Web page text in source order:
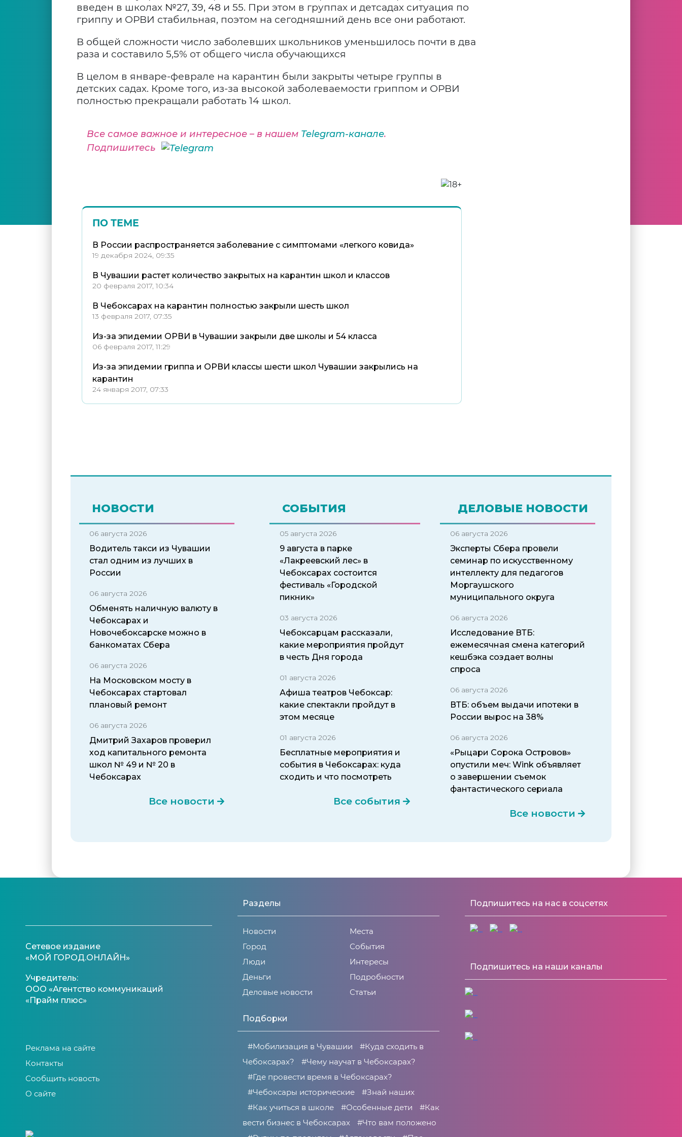
введен в школах №27, 39, 48 и 55. При этом в группах и детсадах ситуация по
гриппу и ОРВИ стабильная, поэтом на сегодняшний день все они работают.
В общей сложности число заболевших школьников уменьшилось почти в два
раза и составило 5,5% от общего числа обучающихся
В целом в январе-феврале на карантин были закрыты четыре группы в
детских садах. Кроме того, из-за высокой заболеваемости гриппом и ОРВИ
полностью прекращали работать 14 школ.
Все самое важное и интересное – в нашем Telegram-канале.
Подпишитесь
ПО ТЕМЕ
В России распространяется заболевание с симптомами «легкого ковида»
19 декабря 2024, 09:35
В Чувашии растет количество закрытых на карантин школ и классов
20 февраля 2017, 10:34
В Чебоксарах на карантин полностью закрыли шесть школ
13 февраля 2017, 07:35
Из-за эпидемии ОРВИ в Чувашии закрыли две школы и 54 класса
06 февраля 2017, 11:29
Из-за эпидемии гриппа и ОРВИ классы шести школ Чувашии закрылись на
карантин
24 января 2017, 07:33
НОВОСТИ
06 августа 2026
Водитель такси из Чувашии
стал одним из лучших в
России
06 августа 2026
Обменять наличную валюту в
Чебоксарах и
Новочебоксарске можно в
банкоматах Сбера
06 августа 2026
На Московском мосту в
Чебоксарах стартовал
плановый ремонт
06 августа 2026
Дмитрий Захаров проверил
ход капитального ремонта
школ № 49 и № 20 в
Чебоксарах
Все новости
СОБЫТИЯ
05 августа 2026
9 августа в парке
«Лакреевский лес» в
Чебоксарах состоится
фестиваль «Городской
пикник»
03 августа 2026
Чебоксарцам рассказали,
какие мероприятия пройдут
в честь Дня города
01 августа 2026
Афиша театров Чебоксар:
какие спектакли пройдут в
этом месяце
01 августа 2026
Бесплатные мероприятия и
события в Чебоксарах: куда
сходить и что посмотреть
Все события
ДЕЛОВЫЕ НОВОСТИ
06 августа 2026
Эксперты Сбера провели
семинар по искусственному
интеллекту для педагогов
Моргаушского
муниципального округа
06 августа 2026
Исследование ВТБ:
ежемесячная смена категорий
кешбэка создает волны
спроса
06 августа 2026
ВТБ: объем выдачи ипотеки в
России вырос на 38%
06 августа 2026
«Рыцари Сорока Островов»
опустили меч: Wink объявляет
о завершении съемок
фантастического сериала
Все новости
Сетевое издание
«МОЙ ГОРОД.ОНЛАЙН»
Учредитель:
ООО «Агентство коммуникаций
«Прайм плюс»
Реклама на сайте
Контакты
Сообщить новость
О сайте
Разделы
Новости
Город
Люди
Деньги
Деловые новости
Места
События
Интересы
Подробности
Статьи
Подборки
#Мобилизация в Чувашии
#Куда сходить в
Чебоксарах?
#Чему научат в Чебоксарах?
#Где провести время в Чебоксарах?
#Чебоксары исторические
#Знай наших
#Как учиться в школе
#Особенные дети
#Как
вести бизнес в Чебоксарах
#Что вам положено
Подпишитесь на нас в соцсетях
Подпишитесь на наши каналы